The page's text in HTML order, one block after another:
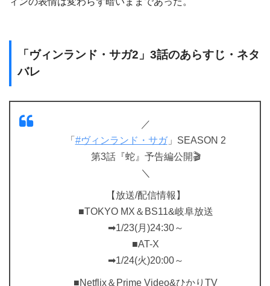
「ヴィンランド・サガ2」3話のあらすじ・ネタ
バレ
／
「 #ヴィンランド・サガ」SEASON 2
第3話『蛇』予告編公開🎬
＼
【放送/配信情報】
■TOKYO MX＆BS11&岐阜放送
➡1/23(月)24:30～
■AT-X
➡1/24(火)20:00～
■Netflix＆Prime Video&ひかりTV